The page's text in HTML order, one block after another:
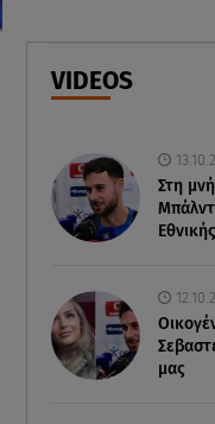
νέα συμμαχία
08.08.26 , 19:19
4χρονο παιδί σε
VIDEOS
Στη
μας